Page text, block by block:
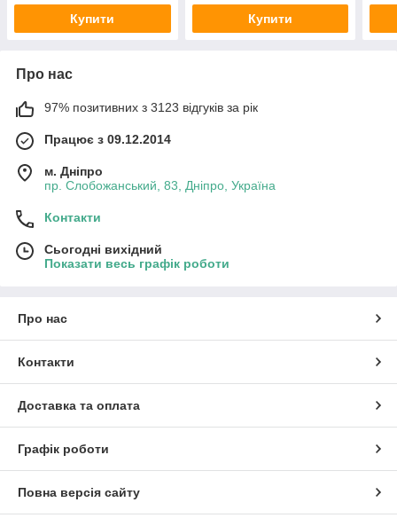
Купити Купити
Про нас
97% позитивних з 3123 відгуків за рік
Працює з 09.12.2014
м. Дніпро
пр. Слобожанський, 83, Дніпро, Україна
Контакти
Сьогодні вихідний
Показати весь графік роботи
Про нас
Контакти
Доставка та оплата
Графік роботи
Повна версія сайту